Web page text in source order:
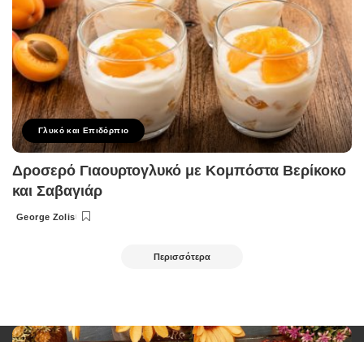
Γλυκό και Επιδόρπιο
Δροσερό Γιαουρτογλυκό με Κομπόστα Βερίκοκο
και Σαβαγιάρ
Posted
George Zolis
Περισσότερα